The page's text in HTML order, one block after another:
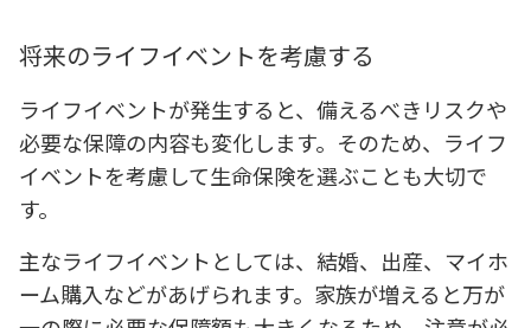
将来のライフイベントを考慮する
ライフイベントが発生すると、備えるべきリスクや
必要な保障の内容も変化します。そのため、ライフ
イベントを考慮して生命保険を選ぶことも大切で
す。
主なライフイベントとしては、結婚、出産、マイホ
ーム購入などがあげられます。家族が増えると万が